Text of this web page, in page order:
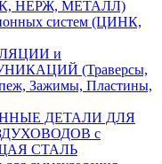
НЕРЖ, МЕТАЛЛ)
систем (ЦИНК,
и
(Траверсы,
Зажимы, Пластины,
ДЕТАЛИ ДЛЯ
с
СТАЛЬ